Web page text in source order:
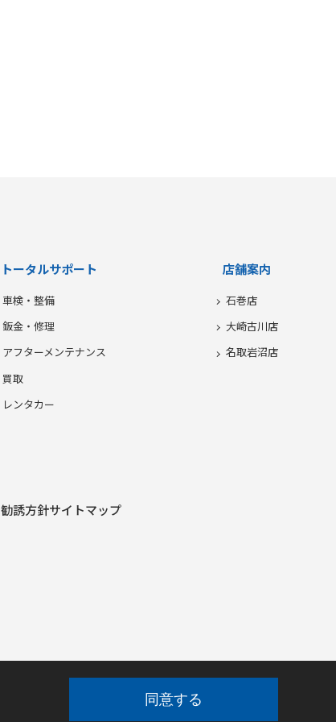
トータルサポート
車検・整備
鈑金・修理
アフターメンテナンス
買取
レンタカー
店舗案内
石巻店
大崎古川店
名取岩沼店
勧誘方針サイトマップ
同意する